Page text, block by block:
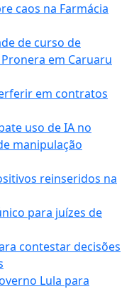
caos na Farmácia
de curso de
em Caruaru
em contratos
uso de IA no
manipulação
reinseridos na
para juízes de
contestar decisões
Lula para